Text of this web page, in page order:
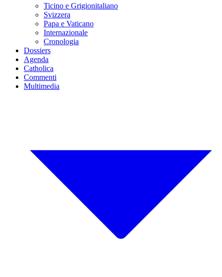
Ticino e Grigionitaliano
Svizzera
Papa e Vaticano
Internazionale
Cronologia
Dossiers
Agenda
Catholica
Commenti
Multimedia